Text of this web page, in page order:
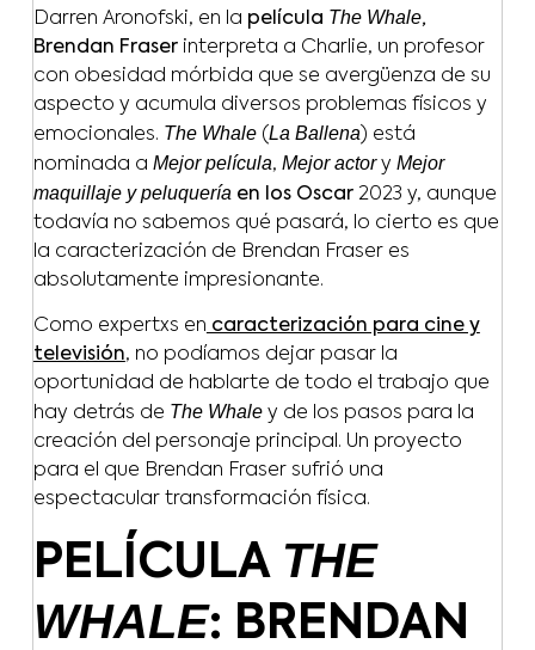
Darren Aronofski, en la película The Whale,
Brendan Fraserinterpreta a Charlie, un profesor
con obesidad mórbida que se avergüenza de su
aspecto y acumula diversos problemas físicos y
emocionales. The Whale(La Ballena) está
nominada a Mejor película, Mejor actory Mejor
maquillaje y peluqueríaen los Oscar2023 y, aunque
todavía no sabemos qué pasará, lo cierto es que
la caracterización de Brendan Fraser es
absolutamente impresionante.
Como expertxs en caracterización para cine y
televisión, no podíamos dejar pasar la
oportunidad de hablarte de todo el trabajo que
hay detrás de The Whaley de los pasos para la
creación del personaje principal. Un proyecto
para el que Brendan Fraser sufrió una
espectacular transformación física.
PELÍCULA THE
WHALE: BRENDAN